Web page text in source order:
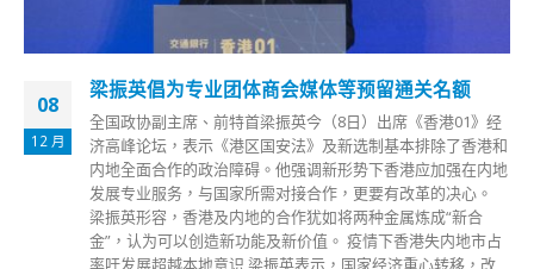
04
1 月
香港严防爆发第五波疫情 林哲玄与九医护组织联
署吁市民尽快打针
​变种病毒Omicron流入社区，又一城望月楼累计6名食客染
疫。医疗卫生界立法会议员林哲玄与香港医务委员会执照医生
协会会长张汉明等9个医护组织今日（4日）发表联署声明，紧
急呼吁市民接种疫苗，指因为Omicron已经进入本港社区，刻
下是阻⽌第五波疫情爆发的关键期。 声明：刻下是阻⽌第五
波疫情爆发关键期 声明中提到，Omicron已经进入本港社区，